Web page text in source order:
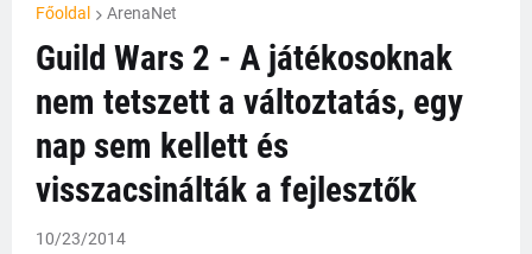
Főoldal ArenaNet
Guild Wars 2 - A játékosoknak
nem tetszett a változtatás, egy
nap sem kellett és
visszacsinálták a fejlesztők
10/23/2014